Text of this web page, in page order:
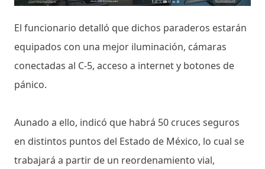
El funcionario detalló que dichos paraderos estarán
equipados con una mejor iluminación, cámaras
conectadas al C-5, acceso a internet y botones de
pánico.
Aunado a ello, indicó que habrá 50 cruces seguros
en distintos puntos del Estado de México, lo cual se
trabajará a partir de un reordenamiento vial,